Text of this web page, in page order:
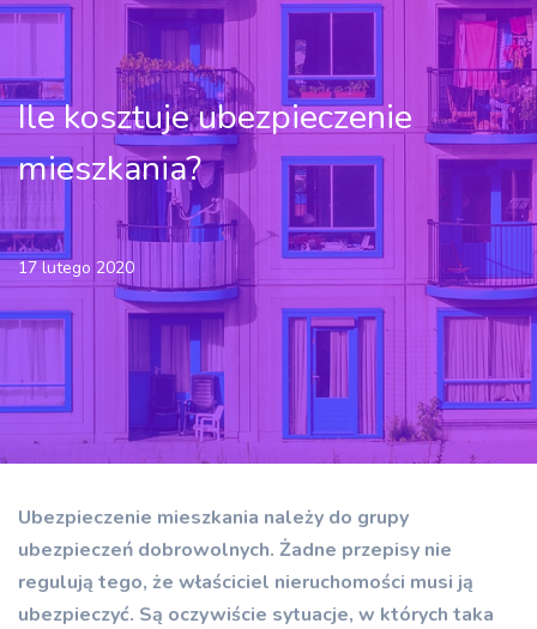
Ile kosztuje ubezpieczenie
mieszkania?
17 lutego 2020
Ubezpieczenie mieszkania należy do grupy
ubezpieczeń dobrowolnych. Żadne przepisy nie
regulują tego, że właściciel nieruchomości musi ją
ubezpieczyć. Są oczywiście sytuacje, w których taka